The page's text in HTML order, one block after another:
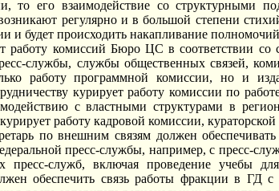
то его взаимодействие со структурными
регулярно и в большой степени
и будет происходить накапливание
работу комиссий Бюро ЦС в соответствии
службы, службы общественных связей,
работу программной комиссии, но и
курирует работу комиссии по
с властными структурами в
курирует работу кадровой комиссии,
по внешним связям должен
пресс-службы, например, с пресс-
пресс-служб, включая проведение учебы
обеспечить связь работы фракции в